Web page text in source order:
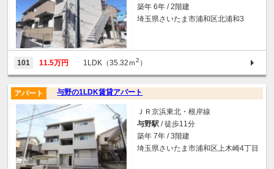
築年 6年 / 2階建
埼玉県さいたま市浦和区北浦和3
101 11.5万円 1LDK（35.32ｍ2 ）
与野の1LDK賃貸アパート
アパート
ＪＲ京浜東北・根岸線
与野駅 / 徒歩11分
築年 7年 / 3階建
埼玉県さいたま市浦和区上木崎4丁目